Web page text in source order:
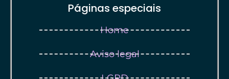
Páginas especiais
Home
Aviso legal